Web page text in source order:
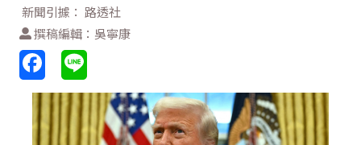
新聞引據： 路透社
撰稿編輯：吳寧康